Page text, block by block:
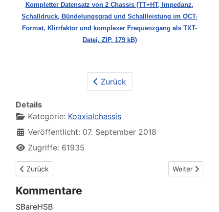
Kompletter Datensatz von 2 Chassis (TT+HT, Impedanz,
Schalldruck, Bündelungsgrad und Schallleistung im OCT-
Format, Klirrfaktor und komplexer Frequenzgang als TXT-
Datei, ZIP, 179 kB)
Zurück
Details
Kategorie: Koaxialchassis
Veröffentlicht: 07. September 2018
Zugriffe: 61935
Vorheriger Beitrag: Technics EAS16PX50
Zurück Nächster
Weiter
Kommentare
SBareHSB